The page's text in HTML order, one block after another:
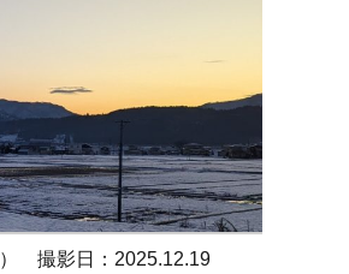
） 撮影日：2025.12.19